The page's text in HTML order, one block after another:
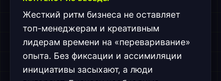
Жесткий ритм бизнеса не оставляет
топ-менеджерам и креативным
лидерам времени на «переваривание»
опыта. Без фиксации и ассимиляции
инициативы засыхают, а люди